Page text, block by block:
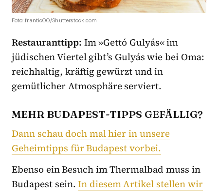
Foto: frantic00/Shutterstock.com
Restauranttipp: Im »Gettó Gulyás« im
jüdischen Viertel gibt’s Gulyás wie bei Oma:
reichhaltig, kräftig gewürzt und in
gemütlicher Atmosphäre serviert.
MEHR BUDAPEST-TIPPS GEFÄLLIG?
Dann schau doch mal hier in unsere
Geheimtipps für Budapest vorbei.
Ebenso ein Besuch im Thermalbad muss in
Budapest sein.In diesem Artikel stellen wir